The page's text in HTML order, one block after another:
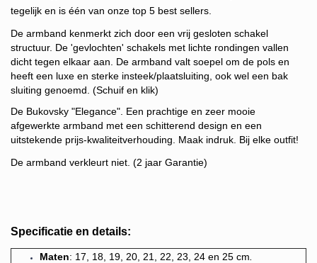
tegelijk en is één van onze top 5 best sellers.
De armband kenmerkt zich door een vrij gesloten schakel
structuur. De 'gevlochten' schakels met lichte rondingen vallen
dicht tegen elkaar aan. De armband valt soepel om de pols en
heeft een luxe en sterke insteek/plaatsluiting, ook wel een bak
sluiting genoemd. (Schuif en klik)
De Bukovsky "Elegance". Een prachtige en zeer mooie
afgewerkte armband met een schitterend design en een
uitstekende prijs-kwaliteitverhouding. Maak indruk. Bij elke outfit!
De armband verkleurt niet. (2 jaar Garantie)
Specificatie en details:
Maten: 17, 18, 19, 20, 21, 22, 23, 24 en 25 cm